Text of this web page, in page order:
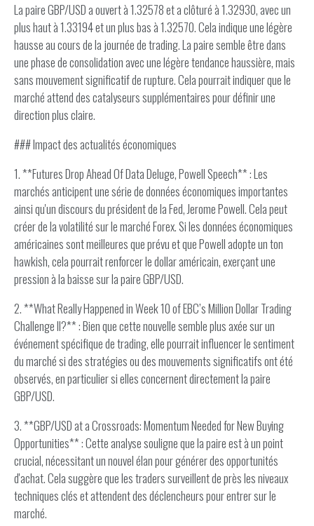
La paire GBP/USD a ouvert à 1.32578 et a clôturé à 1.32930, avec un
plus haut à 1.33194 et un plus bas à 1.32570. Cela indique une légère
hausse au cours de la journée de trading. La paire semble être dans
une phase de consolidation avec une légère tendance haussière, mais
sans mouvement significatif de rupture. Cela pourrait indiquer que le
marché attend des catalyseurs supplémentaires pour définir une
direction plus claire.
### Impact des actualités économiques
1. **Futures Drop Ahead Of Data Deluge, Powell Speech** : Les
marchés anticipent une série de données économiques importantes
ainsi qu'un discours du président de la Fed, Jerome Powell. Cela peut
créer de la volatilité sur le marché Forex. Si les données économiques
américaines sont meilleures que prévu et que Powell adopte un ton
hawkish, cela pourrait renforcer le dollar américain, exerçant une
pression à la baisse sur la paire GBP/USD.
2. **What Really Happened in Week 10 of EBC’s Million Dollar Trading
Challenge II?** : Bien que cette nouvelle semble plus axée sur un
événement spécifique de trading, elle pourrait influencer le sentiment
du marché si des stratégies ou des mouvements significatifs ont été
observés, en particulier si elles concernent directement la paire
GBP/USD.
3. **GBP/USD at a Crossroads: Momentum Needed for New Buying
Opportunities** : Cette analyse souligne que la paire est à un point
crucial, nécessitant un nouvel élan pour générer des opportunités
d'achat. Cela suggère que les traders surveillent de près les niveaux
techniques clés et attendent des déclencheurs pour entrer sur le
marché.